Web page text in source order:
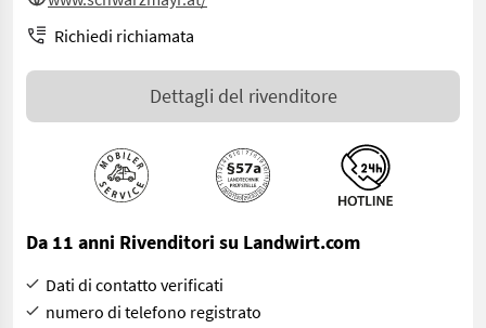
Richiedi richiamata
Dettagli del rivenditore
Da 11 anni Rivenditori su Landwirt.com
Dati di contatto verificati
numero di telefono registrato